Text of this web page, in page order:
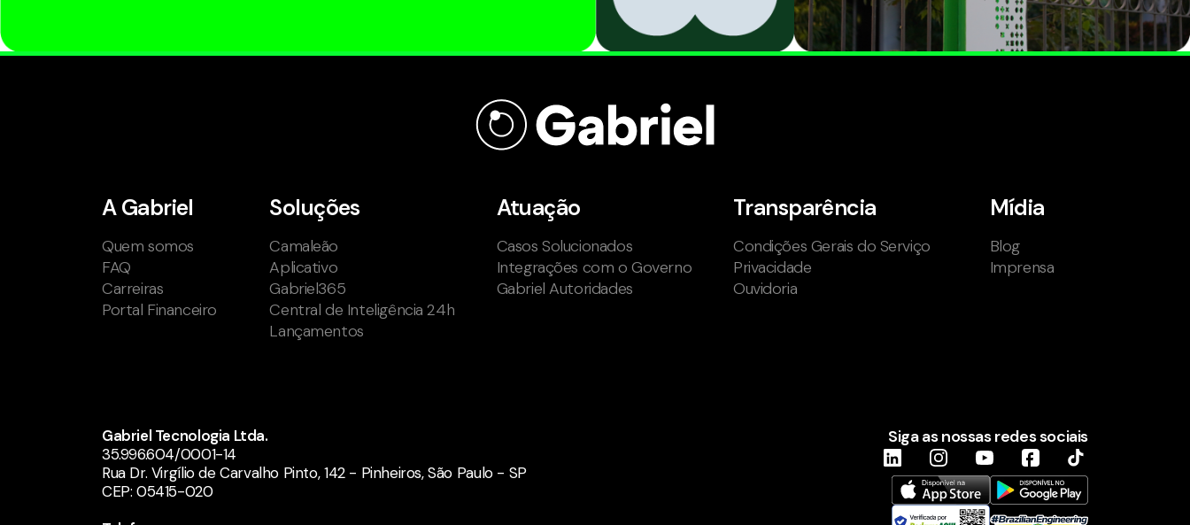
A Gabriel
Quem somos
FAQ
Carreiras
Portal Financeiro
Soluções
Camaleão
Aplicativo
Gabriel365
Central de Inteligência 24h
Lançamentos
Atuação
Casos Solucionados
Integrações com o Governo
Gabriel Autoridades
Transparência
Condições Gerais do Serviço
Privacidade
Ouvidoria
Mídia
Blog
Imprensa
Gabriel Tecnologia Ltda.
35.996.604/0001-14
Rua Dr. Virgílio de Carvalho Pinto, 142 - Pinheiros, São Paulo - SP
CEP: 05415-020
Siga as nossas redes sociais